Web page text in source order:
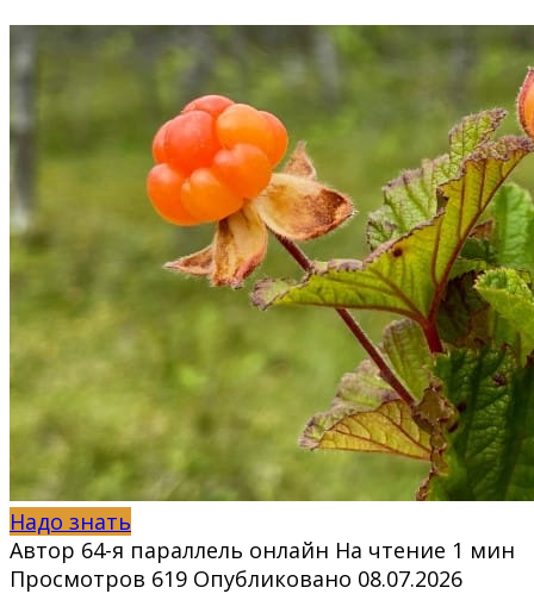
Надо знать
Автор 64-я параллель онлайн На чтение 1 мин
Просмотров 619 Опубликовано 08.07.2026